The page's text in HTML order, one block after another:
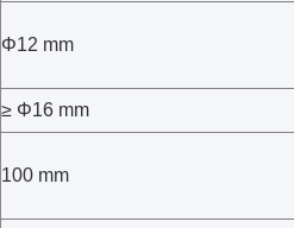
Φ12 mm
≥ Φ16 mm
100 mm